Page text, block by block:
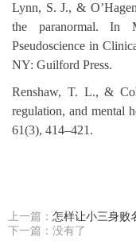
Lynn, S. J., &
the paranormal. In
Pseudoscience in
NY: Guilford Press.
Renshaw, T. L., &
regulation, and mental
61(3), 414–421.
上一篇： 怎样让小三身败
下一篇：没有了